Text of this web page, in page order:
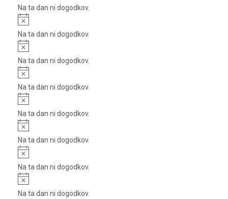
Na ta dan ni dogodkov.
Notice
Na ta dan ni dogodkov.
Notice
Na ta dan ni dogodkov.
Notice
Na ta dan ni dogodkov.
Notice
Na ta dan ni dogodkov.
Notice
Na ta dan ni dogodkov.
Notice
Na ta dan ni dogodkov.
Notice
Na ta dan ni dogodkov.